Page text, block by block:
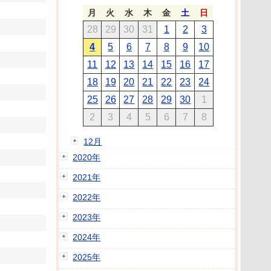
月 火 水 木 金 土 日
28 29 30 31 1 2
3
4
5 6 7 8 9
10
11
12 13 14 15 16
17
18
19 20 21 22 23
24
25
26 27 28 29 30
1
2
3 4 5 6 7 8
12月
2020年
2021年
2022年
2023年
2024年
2025年